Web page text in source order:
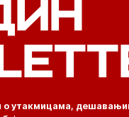
о утакмицама,